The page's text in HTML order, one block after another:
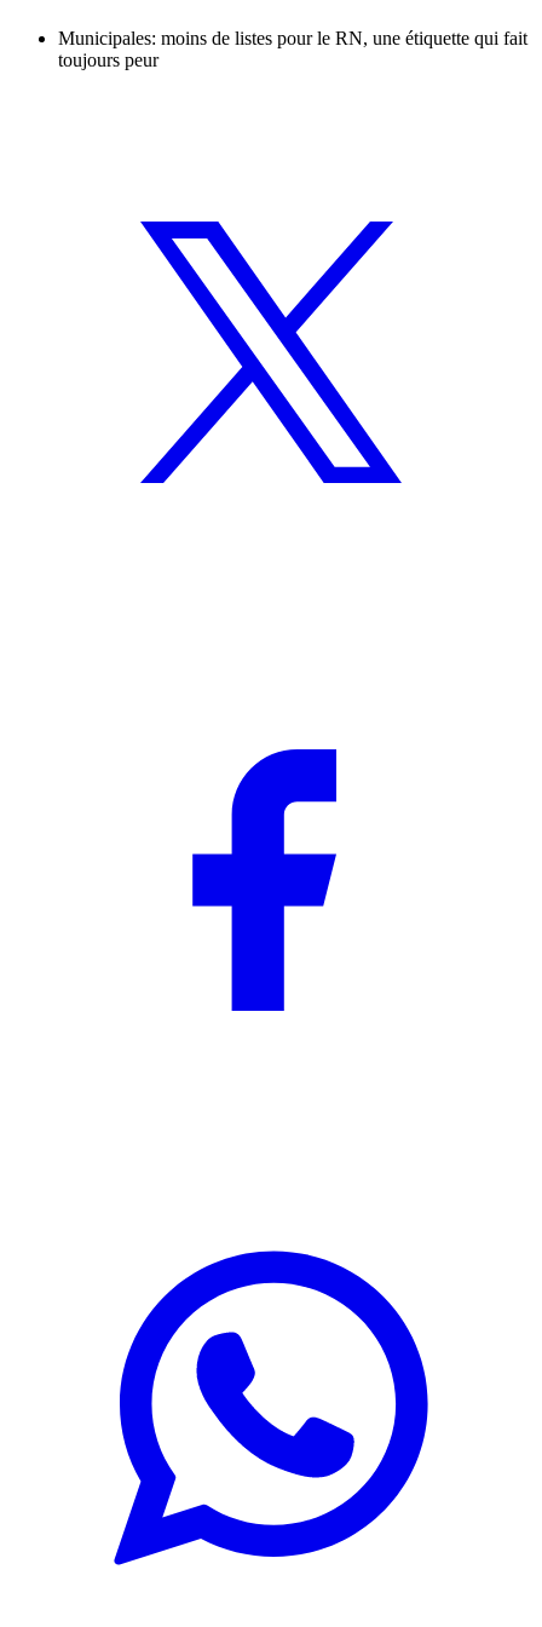
Municipales: moins de listes pour le RN, une étiquette qui fait
toujours peur